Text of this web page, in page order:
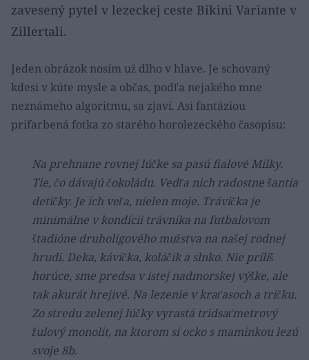
zavesený pytel v lezeckej ceste Bikini Variante v
Zillertali.
Jeden obrázok nosím už dlho v hlave. Je schovaný
kdesi v kúte mysle a občas, podľa nejakého mne
neznámeho algoritmu, sa zjaví. Asi fantáziou
prifarbená fotka zo starého horolezeckého časopisu:
Na prehnane rovnej lúčke sa pasú fialové Milky.
Tie, čo dávajú čokoládu. Vedľa nich radostne šantia
detičky. Je ich veľa, nielen moje. Trávička je
minimálne v kondícii trávnika na futbalovom
štadióne druholigového mužstva na našej rodnej
hrudi. Deka, kávička, koláčik a slnko. Nie príliš
horúce, sme predsa v istej nadmorskej výške, ale
tak akurát hrejivé. Na lezenie v kraťasoch a tričku.
Zo stredu zelenej lúčky vyrastá tridsaťmetrový
žulový monolit, na ktorom si ocko s maminkou lezú
svoje 8b.